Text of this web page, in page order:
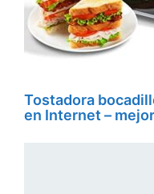
Tostadora
en Internet –